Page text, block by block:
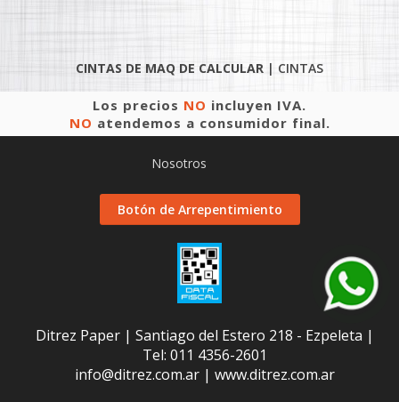
CINTAS DE MAQ DE CALCULAR | CINTAS
Los precios NO incluyen IVA.
NO atendemos a consumidor final.
Nosotros
Botón de Arrepentimiento
Ditrez Paper | Santiago del Estero 218 - Ezpeleta |
Tel: 011 4356-2601
info@ditrez.com.ar | www.ditrez.com.ar